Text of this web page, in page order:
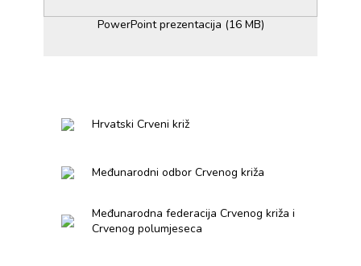
PowerPoint prezentacija (16 MB)
Hrvatski Crveni križ
Međunarodni odbor Crvenog križa
Međunarodna federacija Crvenog križa i
Crvenog polumjeseca